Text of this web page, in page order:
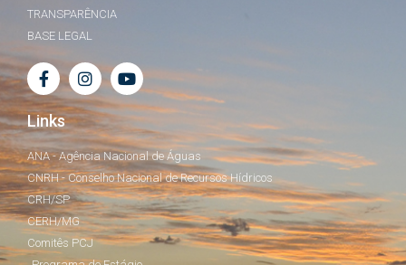
TRANSPARÊNCIA
BASE LEGAL
Links
ANA - Agência Nacional de Águas
CNRH - Conselho Nacional de Recursos Hídricos
CRH/SP
CERH/MG
Comitês PCJ